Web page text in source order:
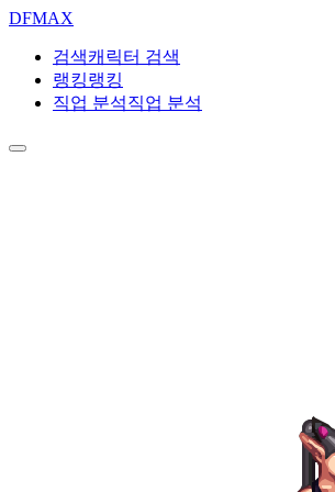
DFMAX
검색캐릭터 검색
랭킹랭킹
직업 분석직업 분석